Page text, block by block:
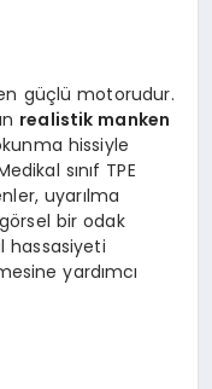
güçlü motorudur.
realistik manken
hissiyle
sınıf TPE
uyarılma
bir odak
hassasiyeti
yardımcı